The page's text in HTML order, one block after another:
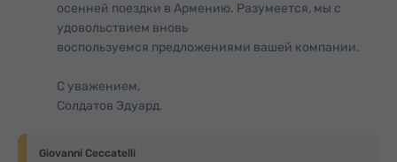
осенней поездки в Армению. Разумеется, мы с
удовольствием вновь
воспользуемся предложениями вашей компании.
С уважением,
Солдатов Эдуард.
Giovanni Ceccatelli